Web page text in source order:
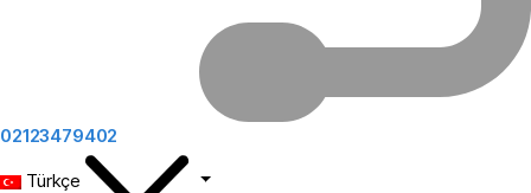
02123479402
Türkçe